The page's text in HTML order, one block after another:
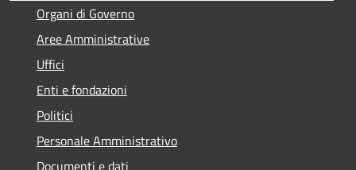
Organi di Governo
Aree Amministrative
Uffici
Enti e fondazioni
Politici
Personale Amministrativo
Documenti e dati